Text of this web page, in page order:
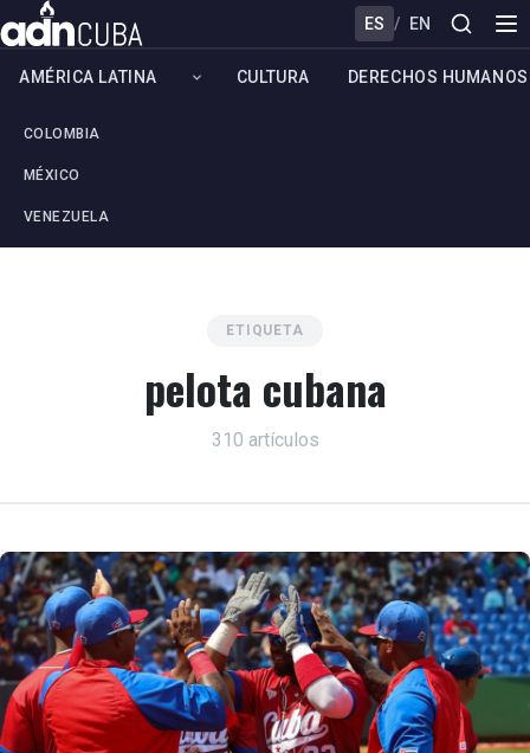
ES / EN
AMÉRICA LATINA
COLOMBIA
MÉXICO
VENEZUELA
CULTURA DERECHOS HUMANOS
ETIQUETA
pelota cubana
310 artículos